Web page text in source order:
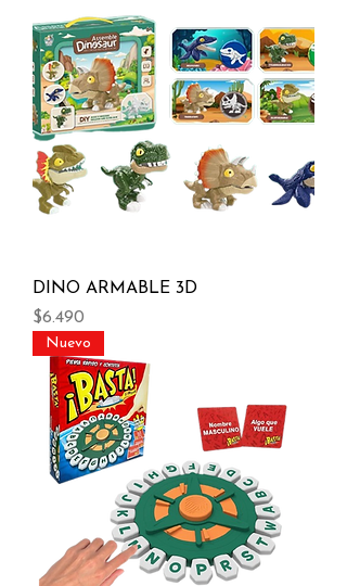
DINO ARMABLE 3D
Precio
$6.490
Nuevo